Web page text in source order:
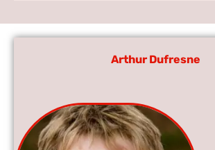
Arthur Dufresne